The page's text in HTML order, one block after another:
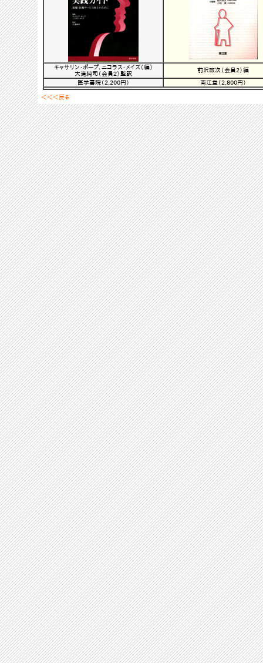
キャサリン・ポープ、ニコラス・メイズ（編）
大滝純司（会員2）監訳
前沢政次（会員2）編
医学書院（2,200円）
南江堂（2,800円）
＜＜＜戻る